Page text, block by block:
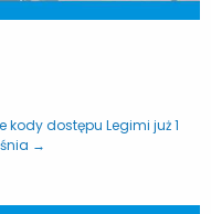
kody dostępu Legimi już 1
→